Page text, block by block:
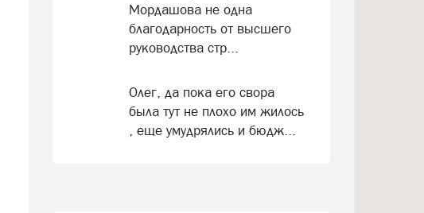
Мордашова не одна
благодарность от высшего
руководства стр...
Олег, да пока его свора
была тут не плохо им жилось
, еще умудрялись и бюдж...